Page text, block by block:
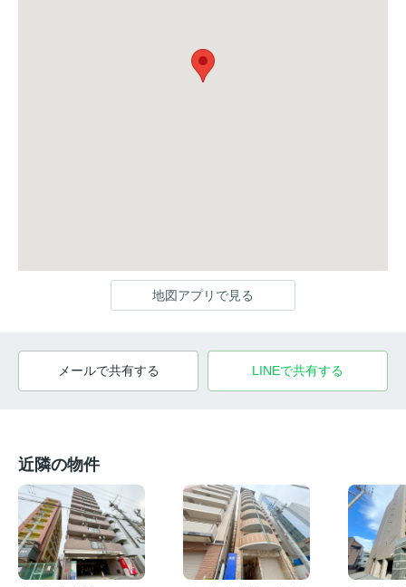
地図アプリで見る
メールで共有する LINEで共有する
近隣の物件